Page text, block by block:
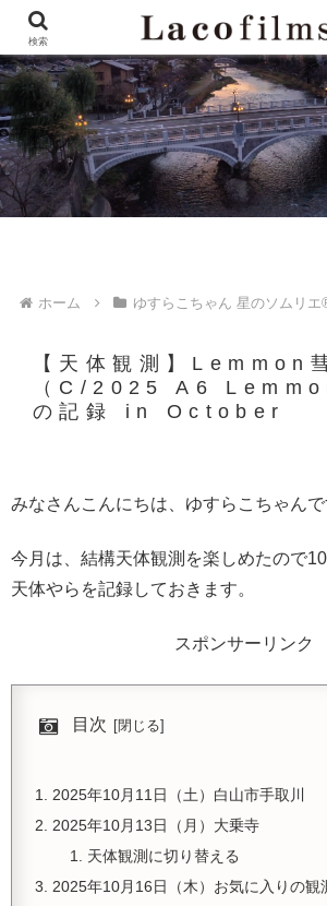
ホーム ゆすらこちゃん 星のソムリエ
【天体観測】Lemmon
（C/2025 A6
の記録 in October
みなさんこんにちは、ゆすらこちゃんで
今月は、結構天体観測を楽しめたので
天体やらを記録しておきます。
スポンサーリンク
目次
2025年10月11日（土）白山市手取川
2025年10月13日（月）大乗寺
天体観測に切り替える
2025年10月16日（木）お気に入りの観
検索